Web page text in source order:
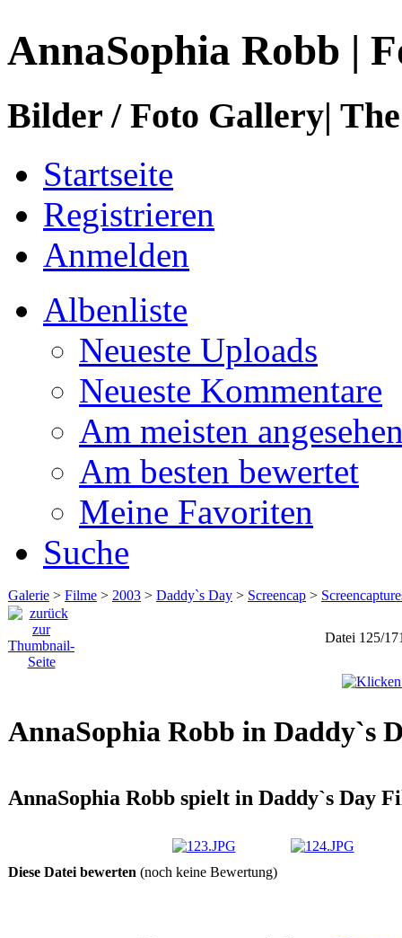
AnnaSophia Robb |
Bilder / Foto Gallery|
Startseite
Registrieren
Anmelden
Albenliste
Neueste Uploads
Neueste Kommentare
Am meisten
Am besten bewertet
Meine Favoriten
Suche
Galerie > Filme > 2003 > Daddy`s Day > Screencap >
Datei 125/
AnnaSophia Robb in Daddy`s
AnnaSophia Robb spielt in Daddy`s Day
Diese Datei bewerten (noch keine Bewertung)